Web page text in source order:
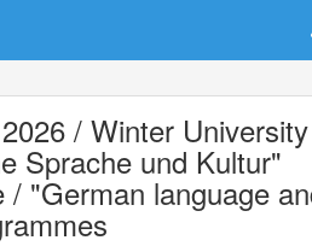
/ Winter University
Sprache und Kultur"
"German language